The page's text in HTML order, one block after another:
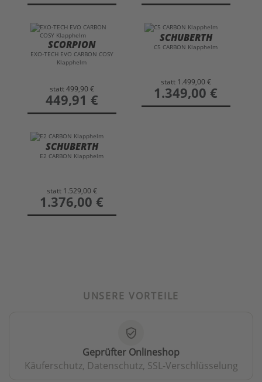
SCORPION
EXO-TECH EVO CARBON COSY
Klapphelm
statt 499,90 €
preis
449,91 €
SCHUBERTH
C5 CARBON Klapphelm
statt 1.499,00 €
preis
1.349,00 €
SCHUBERTH
E2 CARBON Klapphelm
statt 1.529,00 €
preis
1.376,00 €
UNSERE VORTEILE
verified_user
Geprüfter Onlineshop
Käuferschutz, Datenschutz, SSL-Verschlüsselung